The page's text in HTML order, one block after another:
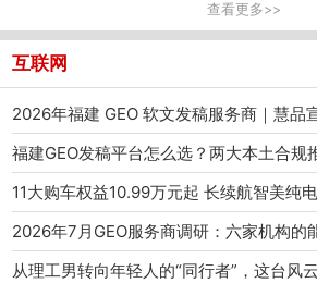
查看更多>>
互联网
福建GEO发稿平台怎么选？两大本土合规
11大购车权益10.99万元起 长续航智美纯
2026年7月GEO服务商调研：六家机构的